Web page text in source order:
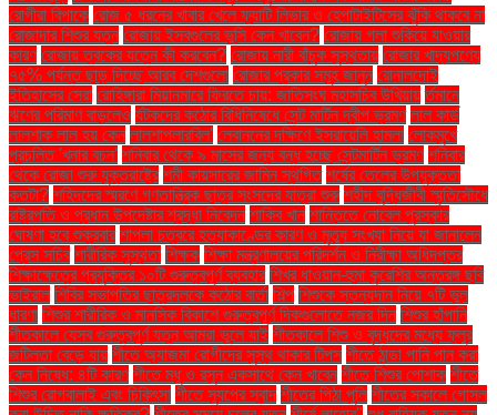
রোগীরা বিপাকে রোজ ৫ ধরনের খাবার খেলে ফ্যাটি লিভার ও হেপাটাইটিসের ঝুঁকি থাকবে না
রোজাদার শিশুর যত্ন রোজায় ইসবগুলের ভুসি কেন খাবেন? রোজায় গলা শুকিয়ে যাওয়ার
কারণ রোজায় ত্বকের যত্নে কী করবেন? রোজায় নারী বাঁচুক সুস্থতায় রোজার খাদ্যপণ্যে
৭৫% পর্যন্ত ছাড় দিচ্ছে আরব দেশগুলো রোজার প্রকার সমূহ জানুন রোনালদোই
ইতিহাসের সেরা রোহিঙ্গারা মিয়ানমারে ফিরতে চায়: জাতিসংঘ মহাসচিব উখিয়ায় র্তমানে
ঋণের পরিমাণ বাড়লেও র্যটকদের কঠোর বিধিনিষেধে সেন্ট মার্টিন দ্বীপ ভ্রমণ লাল কার্ড
লালশাক লাল হয় কেন লালশাপলারবিল' লেবাননের দক্ষিণে ইসরায়েলি হামলা লোকমুখে
প্রচলিত 'খনার বচন' শনিবার থেকে ৯ মাসের জন্য বন্ধ হচ্ছে সেন্টমার্টিন ভ্রমণ শনিবার
থেকে রোজা শুরু যুক্তরাষ্ট্রে শমী কায়সারের জামিন স্থগিত শর্ষের তেলের উপযুক্ততা
কতটা? শহিদদের স্মরণে গণতান্ত্রিক ছাত্র সংসদের যাত্রা শুরু শহীদ বুদ্ধিজীবী স্মৃতিসৌধে
রাষ্ট্রপতি ও প্রধান উপদেষ্টার শ্রদ্ধা নিবেদন শাকিব খান শান্তিতে নোবেল পুরস্কার
ঘোষণা হবে শুক্রবার শাপলা চত্বরে হত্যাকাণ্ডের কারণ ও মৃত্যু সংখ্যা নিয়ে যা জানালেন
প্রেস সচিব শারীরিক সুস্থতা শিক্ষক শিক্ষা মন্ত্রণালয়ের পরিদর্শন ও নিরীক্ষা অধিদপ্তর
শিক্ষাক্ষেত্রে প্রযুক্তির ১০টি গুরুত্বপূর্ণ ব্যবহার শিখর ধাওয়ান-হুমা কুরেশির অন্তরঙ্গ ছবি
ভাইরাল শিবির সভাপতির ছাত্রদলকে কঠোর বার্তা শিল্প শিশুকে স্তন্যদান নিয়ে ৭টি ভুল
ধারণা শিশুর শারীরিক ও মানসিক বিকাশে গুরুত্বপূর্ণ দিকগুলোতে নজর দিন শিশুর হাঁপানি
শীতকালে যেসব গুরুত্বপূর্ণ যত্ন আমরা ভুলে যাই শীতকালে শিশু ও বৃদ্ধদের মধ্যে ফ্লুর
জটিলতা বেড়ে যায় শীতে অ্যাজমা রোগীদের সুস্থ থাকার টিপস শীতে ঠান্ডা পানি পান করা
কেন নিষেধ: ৪টি কারণ শীতে মধু ও রসুন একসাথে কেন খাবেন শীতে শিশুর পোশাক শীতে
শিশুর রোগবালাই এবং চিকিৎসা শীতে স্যুপের স্বাদ শীতের পিঠা পুলি শীতের সকালে গোসল